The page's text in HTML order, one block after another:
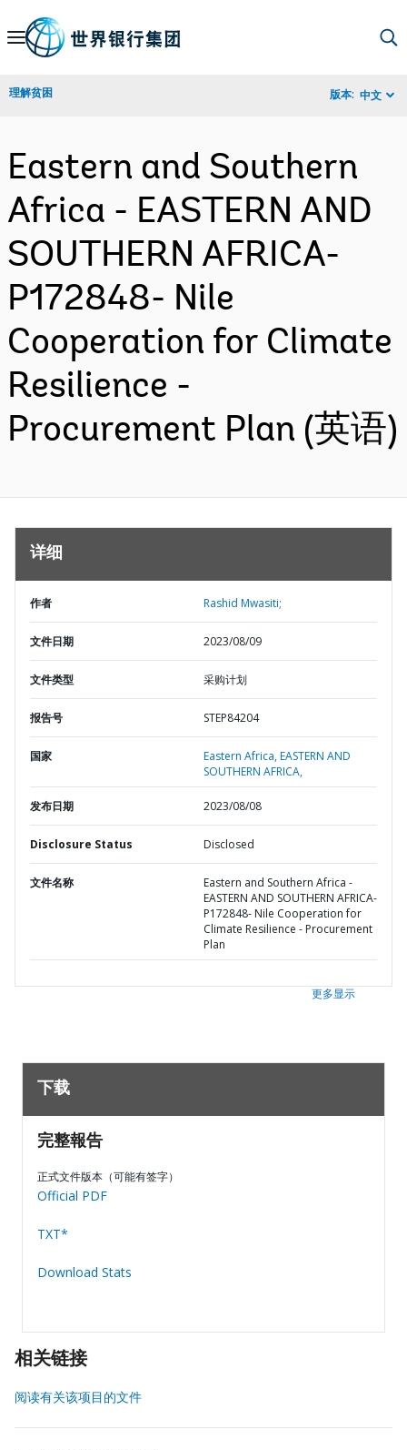
Skip
Navigation
理解贫困 版本: 中文
Eastern and Southern
Africa - EASTERN AND
SOUTHERN AFRICA-
P172848- Nile
Cooperation for Climate
Resilience -
Procurement Plan (英语)
详细
作者 Rashid Mwasiti;
文件日期 2023/08/09
文件类型 采购计划
报告号 STEP84204
国家 Eastern Africa,EASTERN AND
SOUTHERN AFRICA,
发布日期 2023/08/08
Disclosure Status Disclosed
文件名称
Eastern and Southern Africa -
EASTERN AND SOUTHERN AFRICA-
P172848- Nile Cooperation for
Climate Resilience - Procurement
Plan
更多显示
下载
完整報告
正式文件版本（可能有签字）
Official PDF
TXT*
Download Stats
相关链接
阅读有关该项目的文件